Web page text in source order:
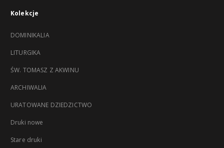
Kolekcje
DOMINIKALIA
LITURGIKA
ŚW. TOMASZ Z AKWINU
ARCHIWALIA
URATOWANE DZIEDZICTWO
Druki nowe
Stare druki